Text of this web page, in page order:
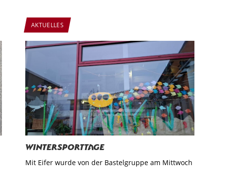
AKTUELLES
Wintersporttage
Mit Eifer wurde von der Bastelgruppe am Mittwoch